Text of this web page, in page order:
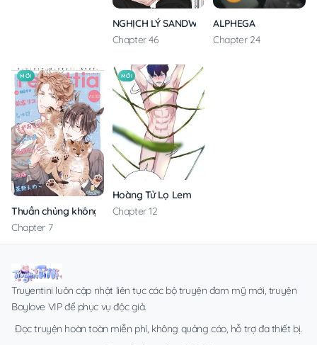
NGHỊCH LÝ SANDWICH
Chapter 46
ALPHEGA
Chapter 24
MỚI
Thuần chủng không rung động
Chapter 7
MỚI
Hoàng Tử Lọ Lem
Chapter 12
Truyentini luôn cập nhật liên tục các bộ truyện đam mỹ mới, truyện
Boylove VIP để phục vụ độc giả.
Đọc truyện hoàn toàn miễn phí, không quảng cáo, hỗ trợ đa thiết bị.